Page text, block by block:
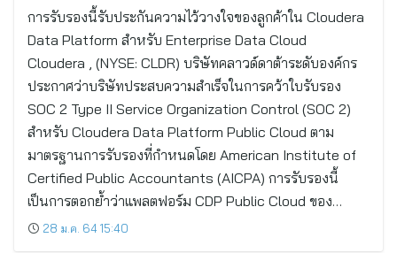
การรับรองนี้รับประกันความไว้วางใจของลูกค้าใน Cloudera
Data Platform สำหรับ Enterprise Data Cloud
Cloudera , (NYSE: CLDR) บริษัทคลาวด์ดาต้าระดับองค์กร
ประกาศว่าบริษัทประสบความสำเร็จในการคว้าใบรับรอง
SOC 2 Type II Service Organization Control (SOC 2)
สำหรับ Cloudera Data Platform Public Cloud ตาม
มาตรฐานการรับรองที่กำหนดโดย American Institute of
Certified Public Accountants (AICPA) การรับรองนี้
เป็นการตอกย้ำว่าแพลตฟอร์ม CDP Public Cloud ของ…
28 ม.ค. 64 15:40